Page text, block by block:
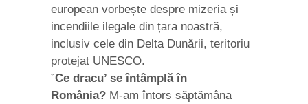
european vorbește despre mizeria și
incendiile ilegale din țara noastră,
inclusiv cele din Delta Dunării, teritoriu
protejat UNESCO.
”Ce dracu’ se întâmplă în
România? M-am întors săptămâna